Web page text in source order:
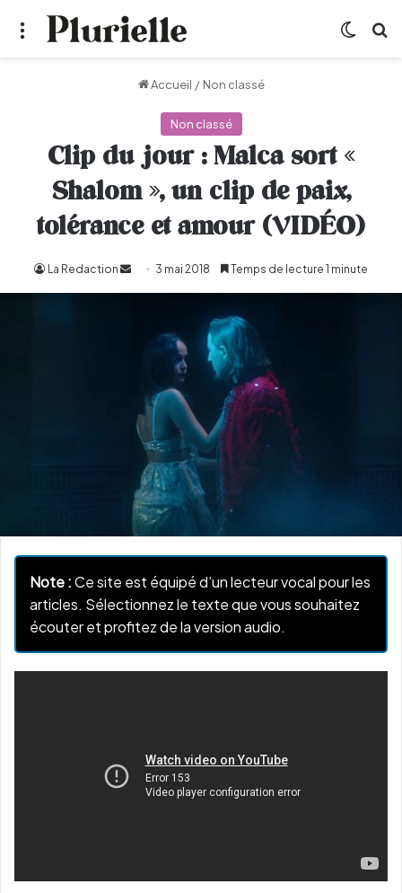
Menu
Accueil / Non classé
Non classé
Clip du jour : Malca sort «
Shalom », un clip de paix,
tolérance et amour (VIDÉO)
La Redaction
Envoyer
un
3 mai 2018 Temps de lecture 1 minute
Note :Ce site est équipé d’un lecteur vocal pour les
articles. Sélectionnez le texte que vous souhaitez
écouter et profitez de la version audio.